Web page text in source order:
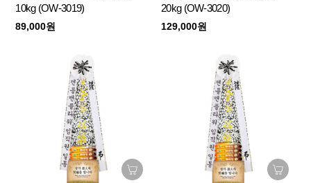
10kg (OW-3019)
89,000원
20kg (OW-3020)
129,000원